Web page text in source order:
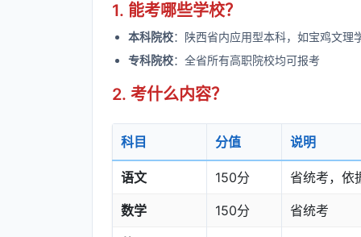
1. 能考哪些学校？
本科院校：陕西省内应用型本科，如宝鸡文
专科院校：全省所有高职院校均可报考
2. 考什么内容？
科目 分值 说明
语文 150分 省统考，依
数学 150分 省统考